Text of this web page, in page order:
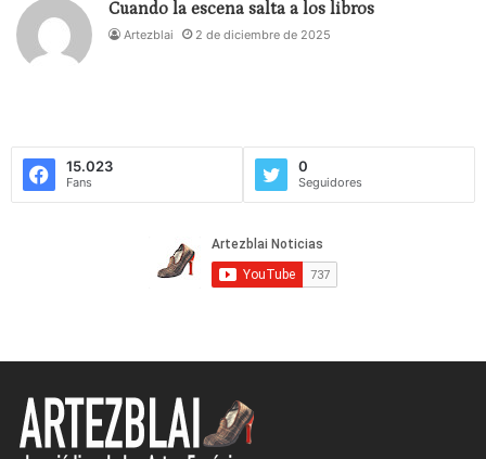
que jamás fue a ver una representación del FIT,
claro, coincidía a veces con partido del Cádiz, y eso
amañada, porque los que ahora dicen todas esas
barbaridades fruto de su desconocimiento, les han
Girona, Barcelona, Madrid, sin contar que deberían
compararse con Manizales, Bogotá, Porto, Santiago
desemboca en ira.
Cuando la escena salta a los libros
Artezblai 2 de diciembre de 2025
15.023
Fans
0
Seguidores